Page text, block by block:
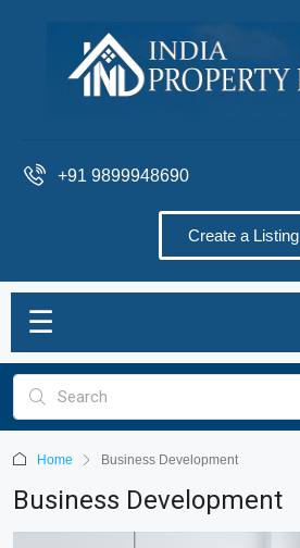
+91 9899948690
Create a Listing
☰
Home Business Development
Business Development